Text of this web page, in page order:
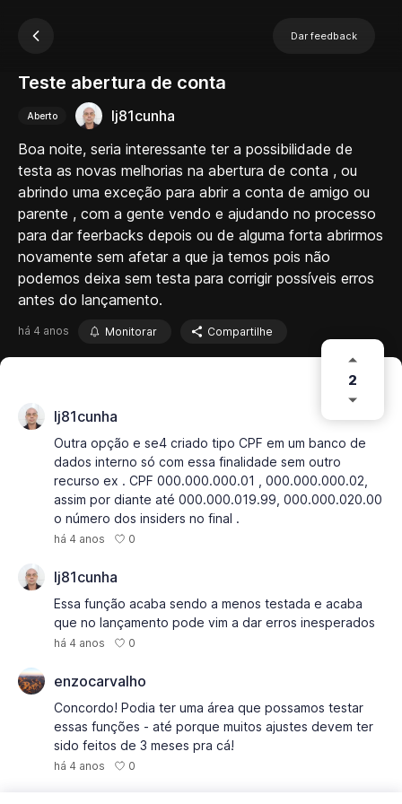
Dar feedback
Teste abertura de conta
Aberto
lj81cunha
Boa noite, seria interessante ter a possibilidade de
testa as novas melhorias na abertura de conta , ou
abrindo uma exceção para abrir a conta de amigo ou
parente , com a gente vendo e ajudando no processo
para dar feerbacks depois ou de alguma forta abrirmos
novamente sem afetar a que ja temos pois não
podemos deixa sem testa para corrigir possíveis erros
antes do lançamento.
há 4 anos Monitorar Compartilhe
2
lj81cunha
Outra opção e se4 criado tipo CPF em um banco de
dados interno só com essa finalidade sem outro
recurso ex . CPF 000.000.000.01 , 000.000.000.02,
assim por diante até 000.000.019.99, 000.000.020.00
o número dos insiders no final .
há 4 anos 0
lj81cunha
Essa função acaba sendo a menos testada e acaba
que no lançamento pode vim a dar erros inesperados
há 4 anos 0
enzocarvalho
Concordo! Podia ter uma área que possamos testar
essas funções - até porque muitos ajustes devem ter
sido feitos de 3 meses pra cá!
há 4 anos 0